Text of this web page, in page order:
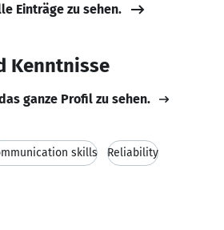
Einträge zu sehen.
Kenntnisse
ganze Profil zu sehen.
skills Reliability